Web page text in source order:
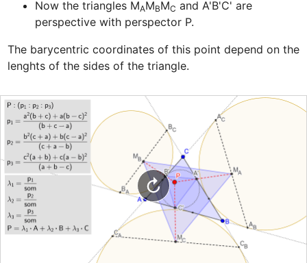
Now the triangles MAMBMC and A'B'C' are
perspective with perspector P.
The barycentric coordinates of this point depend on the
lenghts of the sides of the triangle.